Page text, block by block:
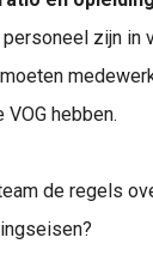
zijn in
VOG hebben.
de regels